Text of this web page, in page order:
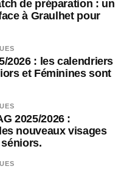
de préparation : un
à Graulhet pour
2026 : les calendriers
et Féminines sont
2025/2026 :
nouveaux visages
séniors.